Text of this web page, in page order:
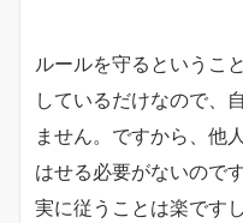
ルールを守るというこ
しているだけなので、
ません。ですから、他
はせる必要がないので
実に従うことは楽です